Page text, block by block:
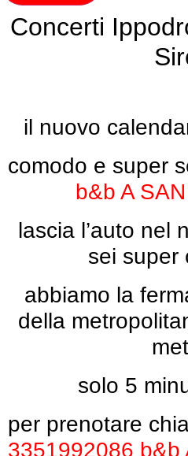
Concerti
il nuovo
comodo e super
b&b A
lascia l’auto nel
sei super
abbiamo la
della
solo 5
per prenotare
3351992086 b&b